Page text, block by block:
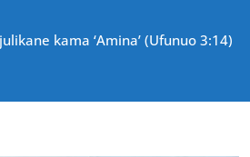
kama ‘Amina’ (Ufunuo 3:14)